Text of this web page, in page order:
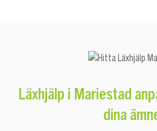
Läxhjälp i Mariestad
dina